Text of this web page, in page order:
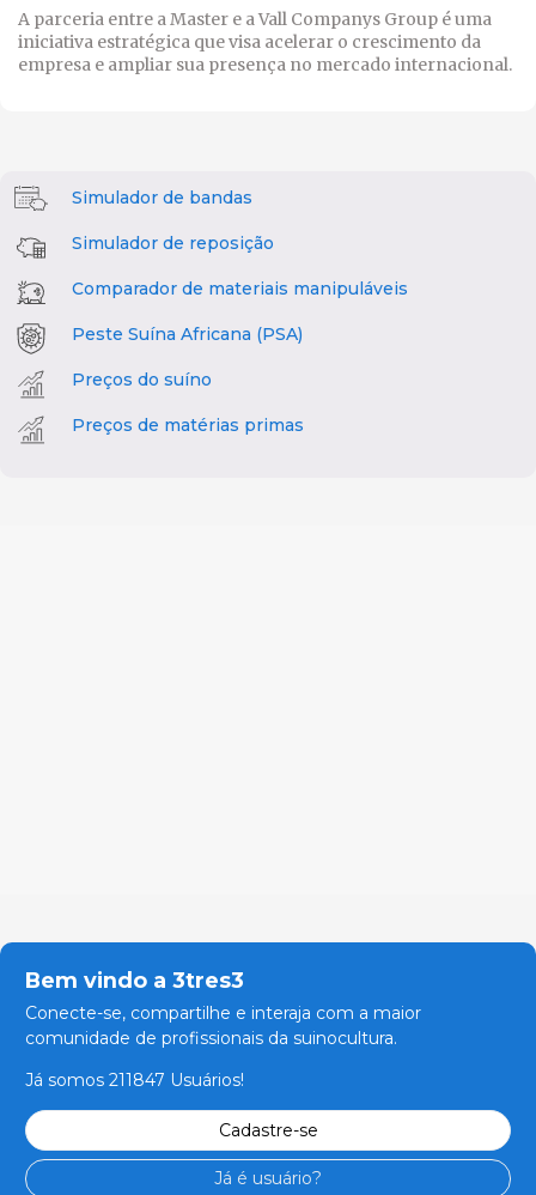
A parceria entre a Master e a Vall Companys Group é uma
iniciativa estratégica que visa acelerar o crescimento da
empresa e ampliar sua presença no mercado internacional.
Simulador de bandas
Simulador de reposição
Comparador de materiais manipuláveis
Peste Suína Africana (PSA)
Preços do suíno
Preços de matérias primas
Bem vindo a 3tres3
Conecte-se, compartilhe e interaja com a maior
comunidade de profissionais da suinocultura.
Já somos 211847 Usuários!
Cadastre-se
Já é usuário?